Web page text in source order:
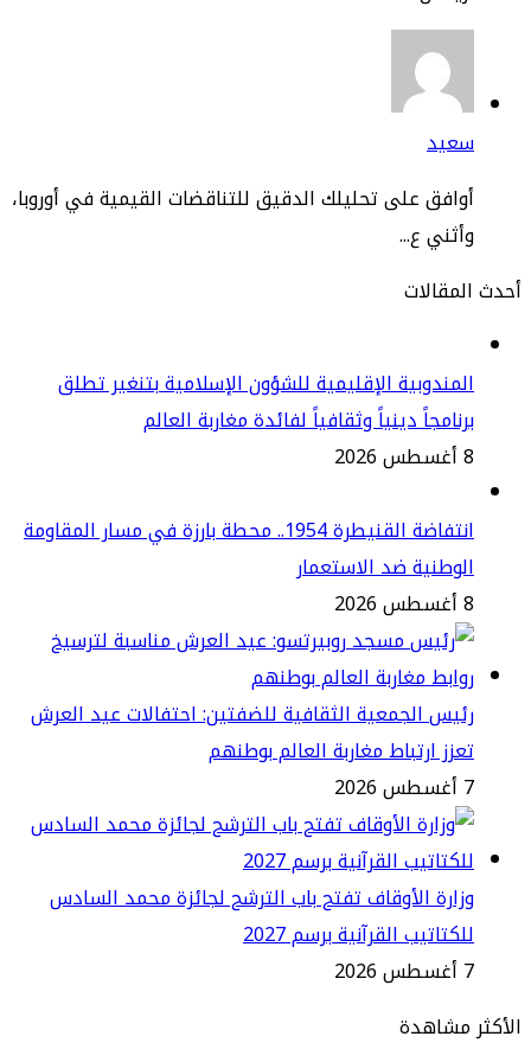
على تحليلك الدقيق للتناقضات القيمية في أوروبا،
ع...
الإقليمية للشؤون الإسلامية بتنغير تطلق
دينياً وثقافياً لفائدة مغاربة العالم
انتفاضة القنيطرة 1954.. محطة بارزة في مسار المقاومة
ضد الاستعمار
الجمعية الثقافية للضفتين: احتفالات عيد العرش
ارتباط مغاربة العالم بوطنهم
الأوقاف تفتح باب الترشح لجائزة محمد السادس
القرآنية برسم 2027